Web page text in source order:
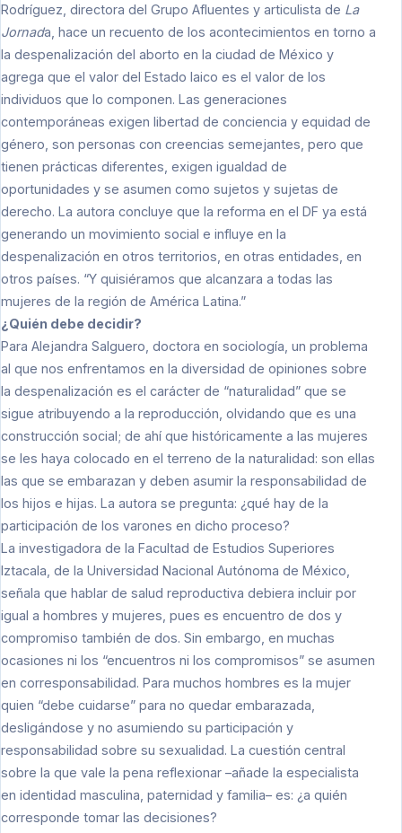
Rodríguez, directora del Grupo Afluentes y articulista de La
Jornada, hace un recuento de los acontecimientos en torno a
la despenalización del aborto en la ciudad de México y
agrega que el valor del Estado laico es el valor de los
individuos que lo componen. Las generaciones
contemporáneas exigen libertad de conciencia y equidad de
género, son personas con creencias semejantes, pero que
tienen prácticas diferentes, exigen igualdad de
oportunidades y se asumen como sujetos y sujetas de
derecho. La autora concluye que la reforma en el DF ya está
generando un movimiento social e influye en la
despenalización en otros territorios, en otras entidades, en
otros países. “Y quisiéramos que alcanzara a todas las
mujeres de la región de América Latina.”
¿Quién debe decidir?
Para Alejandra Salguero, doctora en sociología, un problema
al que nos enfrentamos en la diversidad de opiniones sobre
la despenalización es el carácter de “naturalidad” que se
sigue atribuyendo a la reproducción, olvidando que es una
construcción social; de ahí que históricamente a las mujeres
se les haya colocado en el terreno de la naturalidad: son ellas
las que se embarazan y deben asumir la responsabilidad de
los hijos e hijas. La autora se pregunta: ¿qué hay de la
participación de los varones en dicho proceso?
La investigadora de la Facultad de Estudios Superiores
Iztacala, de la Universidad Nacional Autónoma de México,
señala que hablar de salud reproductiva debiera incluir por
igual a hombres y mujeres, pues es encuentro de dos y
compromiso también de dos. Sin embargo, en muchas
ocasiones ni los “encuentros ni los compromisos” se asumen
en corresponsabilidad. Para muchos hombres es la mujer
quien “debe cuidarse” para no quedar embarazada,
desligándose y no asumiendo su participación y
responsabilidad sobre su sexualidad. La cuestión central
sobre la que vale la pena reflexionar –añade la especialista
en identidad masculina, paternidad y familia– es: ¿a quién
corresponde tomar las decisiones?